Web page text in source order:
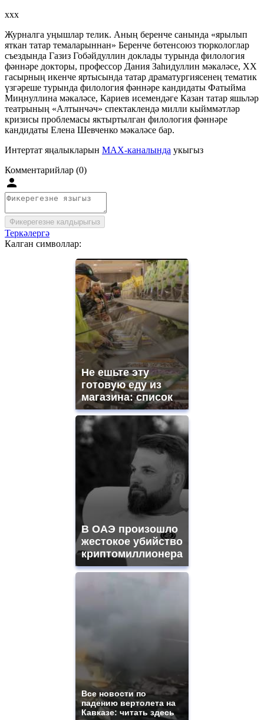
ххх
Журналга уңышлар телик. Аның беренче санында «ярылып
яткан татар темаларыннан» Беренче бөтенсоюз тюркологлар
съездында Газиз Гобәйдуллин доклады турында филология
фәннәре докторы, профессор Дания Заһидуллин мәкаләсе, ХХ
гасырның икенче яртысында татар драматургиясенең тематик
үзгәреше турында филология фәннәре кандидаты Фатыйма
Миңнуллина мәкаләсе, Кариев исемендәге Казан татар яшьләр
театрының «Алтынчәч» спектаклендә милли кыйммәтләр
кризисы проблемасы яктыртылган филология фәннәре
кандидаты Елена Шевченко мәкаләсе бар.
Интертат яңалыкларын MAX-каналында укыгыз
Комментарийлар (0)
Фикерегезне калдырыгыз
Теркәлергә
Калган символлар:
Не ешьте эту
готовую еду из
магазина: список
В ОАЭ произошло
жестокое убийство
криптомиллионера
Все новости по
падению вертолета на
Кавказе: читать здесь